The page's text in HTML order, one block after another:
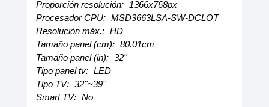
Proporción resolución: 1366x768px
Procesador CPU: MSD3663LSA-SW-DCLOT
Resolución máx.: HD
Tamaño panel (cm): 80.01cm
Tamaño panel (in): 32''
Tipo panel tv: LED
Tipo TV: 32''~39''
Smart TV: No